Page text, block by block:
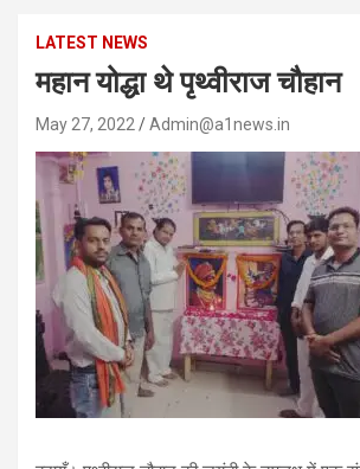
LATEST NEWS
महान योद्धा थे पृथ्वीराज चौहान
May 27, 2022 Admin@a1news.in